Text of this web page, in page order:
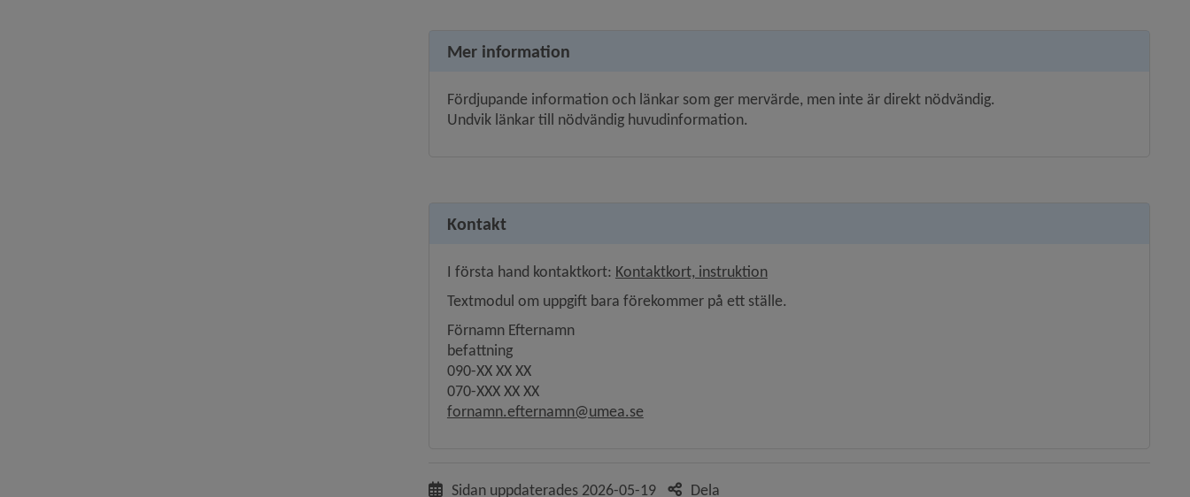
Mer information
Fördjupande information och länkar som ger mervärde, men inte är direkt nödvändig.
Undvik länkar till nödvändig huvudinformation.
Kontakt
I första hand kontaktkort: Kontaktkort, instruktion
Textmodul om uppgift bara förekommer på ett ställe.
Förnamn Efternamn
befattning
090-XX XX XX
070-XXX XX XX
fornamn.efternamn@umea.se
Sidan uppdaterades 2026-05-19 Dela